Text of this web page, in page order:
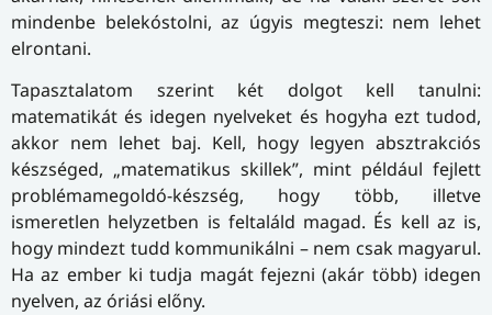
mindenbe belekóstolni, az úgyis megteszi: nem lehet
elrontani.
Tapasztalatom szerint két dolgot kell tanulni:
matematikát és idegen nyelveket és hogyha ezt tudod,
akkor nem lehet baj. Kell, hogy legyen absztrakciós
készséged, „matematikus skillek”, mint például fejlett
problémamegoldó-készség, hogy több, illetve
ismeretlen helyzetben is feltaláld magad. És kell az is,
hogy mindezt tudd kommunikálni – nem csak magyarul.
Ha az ember ki tudja magát fejezni (akár több) idegen
nyelven, az óriási előny.